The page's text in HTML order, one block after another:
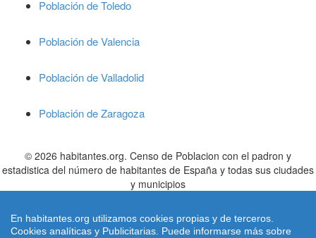
Población de Toledo
Población de Valencia
Población de Valladolid
Población de Zaragoza
© 2026 habitantes.org. Censo de Poblacion con el padron y
estadistica del número de habitantes de España y todas sus ciudades
y municipios
305 de fecha 21 Diciembre 2.022 el
- Instituto Nacional de
Estadistica
En habitantes.org utilizamos cookies propias y de terceros.
Cookies analíticas y Publicitarias. Puede informarse más sobre